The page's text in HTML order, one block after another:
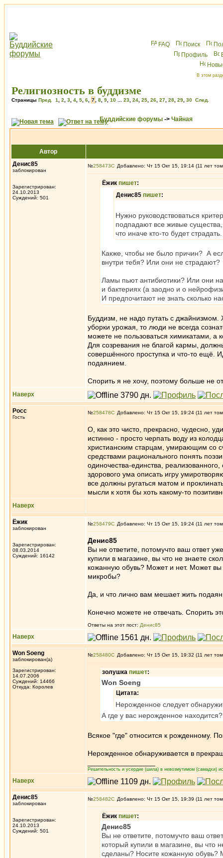
FAQ Поиск
Профиль
В этом
Религиозность в буддизме
Страницы Пред. 1 2 3 4 5 6 7 8 9 10 23 24 25 26 27 28 29 30 След.
Буддийские форумы -> Чайная
Автор
Денис85
заблокирован
Зарегистрирован:
24.10.2013
Суждений: 501
№258473 Добавлено: Чт 15 Окт 15, 19:14 (11 лет
Ёжик пишет:
Денис85 пишет:
Нужно руководствоваться
подпадают все живые
что иначе кто-то будет страдать.
Какже, чтобы не было причин? А
внутри тебя? Или они не страдают?
Ламы пьют антибиотики? Или они
и бактериях (а заодно и о
И предпочитают не знать сколько
Буддизм, не надо путать с
уборки урожая, то люди не всегда
можете не пользоваться химикатами, а
Для созревания не благой кармы,
совершённого проступка и что-то ещё.
подаянием.
Спорить я не хочу, поэтому больше не
Наверх
Росс
Гость
№258478 Добавлено: Чт 15 Окт 15, 19:24 (11 лет
О, как это чисто, прекрасно, чудесно,
истинно - просто черпать воду из
христианским старцам, умирающим со
средствами рационального понять
одиночества-единства,
здорового ума описать игру
все должны ругаться матом и
мысли к хотя бы хоть какому-то
Наверх
Ёжик
заблокирован
Зарегистрирован:
08.03.2014
Суждений: 16142
№258479 Добавлено: Чт 15 Окт 15, 19:24 (11 лет
Денис85
Вы не ответите, потомучто ваш ответ
купили в магазине, вы что не знаете
кожанную обувь? Может и нет. Может
микробы?
Да, и что лично вам мешает жить
Конечно можете не отвечать. Спорить
Ответы на этот пост: Денис85
Наверх
Won Soeng
заблокирован(а)
Зарегистрирован:
14.07.2006
Суждений: 14466
Откуда: Королев
№258480 Добавлено: Чт 15 Окт 15, 19:32 (11 лет
золушка пишет:
Won Soeng
Цитата:
Нерожденное следует
А где у вас нерожденное
Всякое "где" относится к рожденному.
Нерожденное обнаруживается в
Решительность и усердие (шила) в невозмутимом (самадхи)
Наверх
Денис85
заблокирован
Зарегистрирован:
24.10.2013
Суждений: 501
№258482 Добавлено: Чт 15 Окт 15, 19:39 (11 лет
Ёжик пишет:
Денис85
Вы не ответите, потомучто ваш
который купили в магазине, вы что
сделаны? Носите кожанную обувь?